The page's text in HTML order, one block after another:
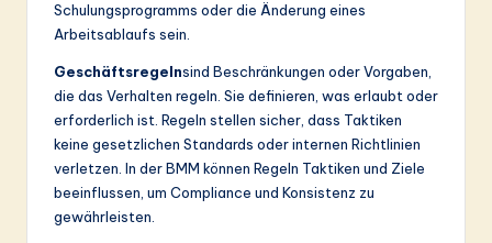
Schulungsprogramms oder die Änderung eines
Arbeitsablaufs sein.
Geschäftsregelnsind Beschränkungen oder Vorgaben,
die das Verhalten regeln. Sie definieren, was erlaubt oder
erforderlich ist. Regeln stellen sicher, dass Taktiken
keine gesetzlichen Standards oder internen Richtlinien
verletzen. In der BMM können Regeln Taktiken und Ziele
beeinflussen, um Compliance und Konsistenz zu
gewährleisten.